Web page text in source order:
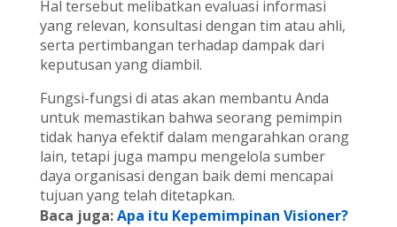
Hal tersebut melibatkan evaluasi informasi
yang relevan, konsultasi dengan tim atau ahli,
serta pertimbangan terhadap dampak dari
keputusan yang diambil.
Fungsi-fungsi di atas akan membantu Anda
untuk memastikan bahwa seorang pemimpin
tidak hanya efektif dalam mengarahkan orang
lain, tetapi juga mampu mengelola sumber
daya organisasi dengan baik demi mencapai
tujuan yang telah ditetapkan.
Baca juga:Apa itu Kepemimpinan Visioner?